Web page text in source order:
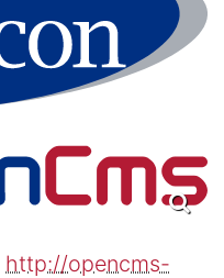
http://opencms-